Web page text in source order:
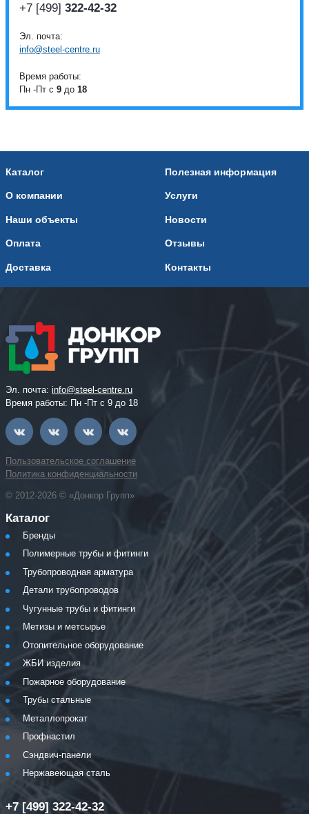
+7 [499] 322-42-32
Эл. почта:
info@steel-centre.ru
Время работы:
Пн -Пт с 9 до 18
Каталог
О компании
Наши объекты
Оплата
Доставка
Полезная информация
Услуги
Новости
Отзывы
Контакты
Эл. почта: info@steel-centre.ru
Время работы: Пн -Пт с 9 до 18
Пользовательское соглашение
Политика конфиденциальности
© 2012-2026 © «Донкор Групп»
Каталог
Бренды
Полимерные трубы и фитинги
Трубопроводная арматура
Детали трубопроводов
Чугунные трубы и фитинги
Метизы и метсырье
Отопительное оборудование
ЖБИ изделия
Пожарное оборудование
Трубы стальные
Металлопрокат
Профнастил
Сэндвич-панели
Нержавеющая сталь
+7 [499] 322-42-32